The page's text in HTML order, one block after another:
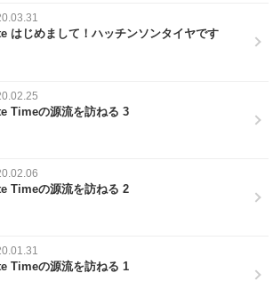
はじめまして！ハッチンソンタイヤです
Timeの源流を訪ねる 3
Timeの源流を訪ねる 2
Timeの源流を訪ねる 1